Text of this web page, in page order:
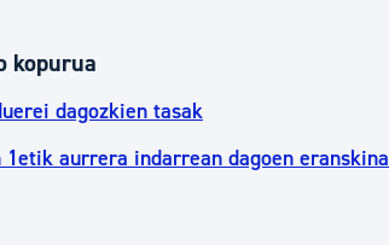
kopurua
dagozkien tasak
aurrera indarrean dagoen eranskina